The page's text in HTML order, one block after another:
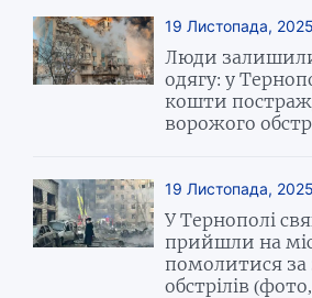
19 Листопада,
Люди
одягу: у
кошти
ворожого
19 Листопада,
У Тернополі
прийшли на
помолитися за
обстрілів